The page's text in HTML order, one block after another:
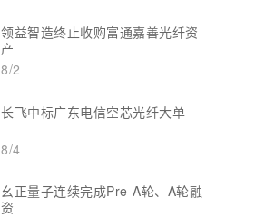
领益智造终止收购富通嘉善光纤资
产
8/2
长飞中标广东电信空芯光纤大单
8/4
幺正量子连续完成Pre-A轮、A轮融
资